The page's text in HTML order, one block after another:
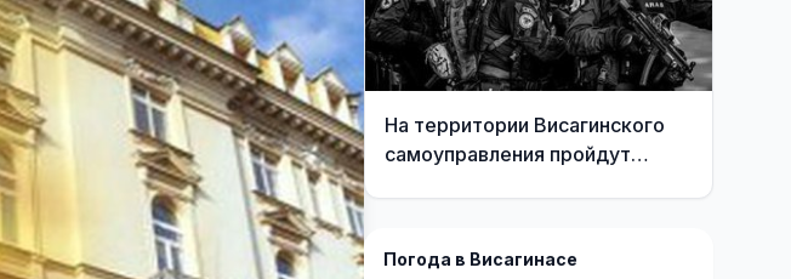
На территории Висагинского
самоуправления пройдут
Погода в Висагинасе